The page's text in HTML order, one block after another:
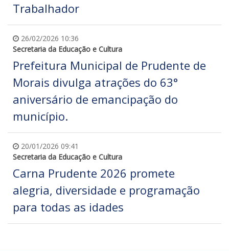
Trabalhador
26/02/2026 10:36
Secretaria da Educação e Cultura
Prefeitura Municipal de Prudente de
Morais divulga atrações do 63°
aniversário de emancipação do
município.
20/01/2026 09:41
Secretaria da Educação e Cultura
Carna Prudente 2026 promete
alegria, diversidade e programação
para todas as idades